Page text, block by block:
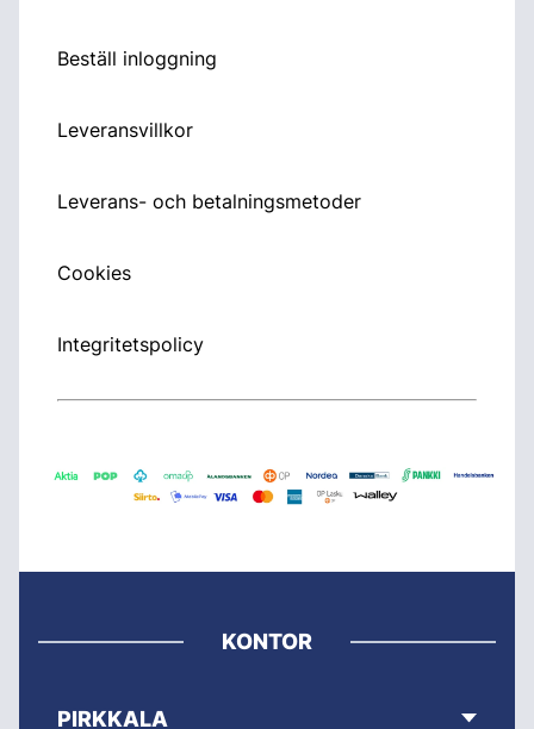
Beställ inloggning
Leveransvillkor
Leverans- och betalningsmetoder
Cookies
Integritetspolicy
KONTOR
PIRKKALA